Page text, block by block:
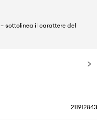
– sottolinea il carattere del
211912843